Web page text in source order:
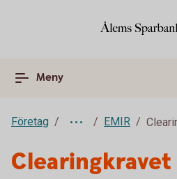
Meny
Företag EMIR
Clearingkravet